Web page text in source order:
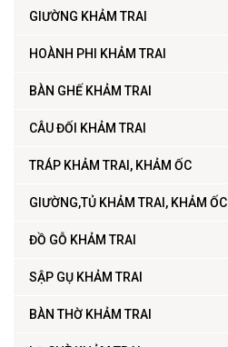
GIƯỜNG KHẢM TRAI
HOÀNH PHI KHẢM TRAI
BÀN GHẾ KHẢM TRAI
CÂU ĐỐI KHẢM TRAI
TRÁP KHẢM TRAI, KHẢM ỐC
GIƯỜNG,TỦ KHẢM TRAI, KHẢM ỐC
ĐỒ GỖ KHẢM TRAI
SẬP GỤ KHẢM TRAI
BÀN THỜ KHẢM TRAI